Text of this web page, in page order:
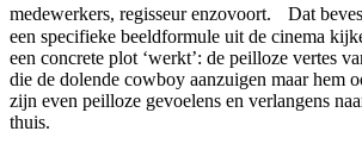
medewerkers, regisseur enzovoort. Dat
een specifieke beeldformule uit de cinema
een concrete plot ‘werkt’: de peilloze vertes
die de dolende cowboy aanzuigen maar hem
zijn even peilloze gevoelens en verlangens
thuis.